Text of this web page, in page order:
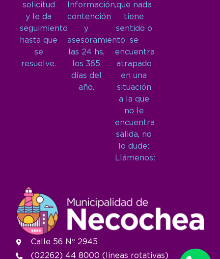
solicitud
y le da
seguimiento
hasta que
se
resuelve.
Información,
contención
y
asesoramiento
las 24 hs,
los 365
días del
año.
que nada
tiene
sentido o
se
encuentra
atrapado
en una
situación
a la que
no le
encuentra
salida, no
lo dude:
Llámenos:
Calle 56 Nº 2945
(02262) 44 8000 (lineas rotativas)